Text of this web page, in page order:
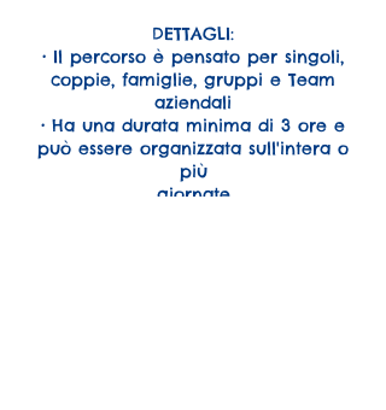
DETTAGLI:
• Il percorso è pensato per singoli,
coppie, famiglie, gruppi e Team
aziendali
• Ha una durata minima di 3 ore e
può essere organizzata sull'intera o
più
giornate